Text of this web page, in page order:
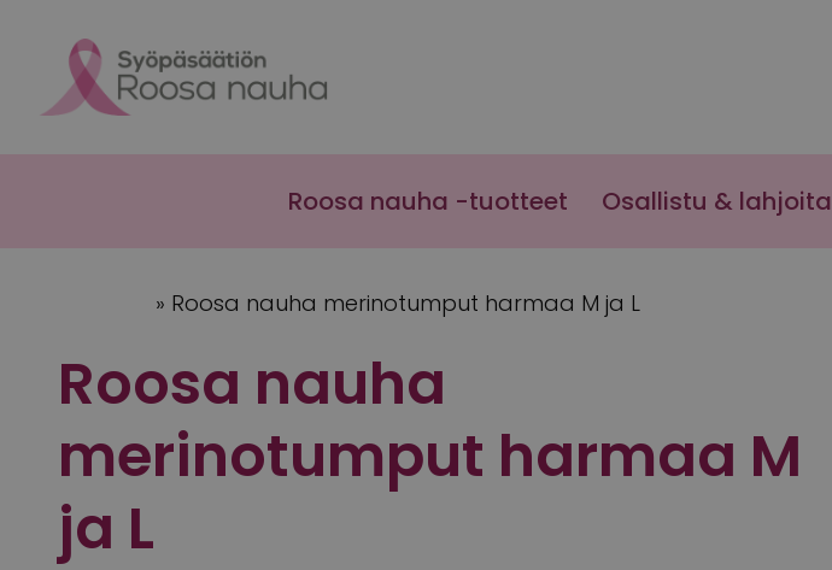
Roosa nauha -tuotteet Osallistu & lahjoita
» Roosa nauha merinotumput harmaa M ja L
Roosa nauha
merinotumput harmaa M
ja L